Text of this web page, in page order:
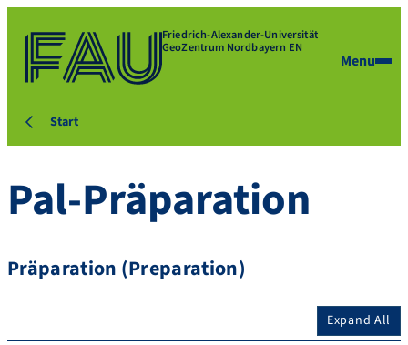
Friedrich-Alexander-Universität
GeoZentrum Nordbayern EN
Menu
Start
Pal-Präparation
Präparation (Preparation)
Expand All